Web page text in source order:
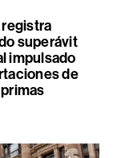
superávit
impulsado
de